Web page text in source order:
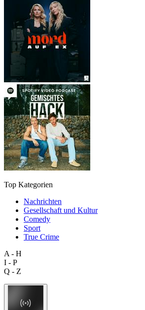
Top Kategorien
Nachrichten
Gesellschaft und Kultur
Comedy
Sport
True Crime
A - H
I - P
Q - Z